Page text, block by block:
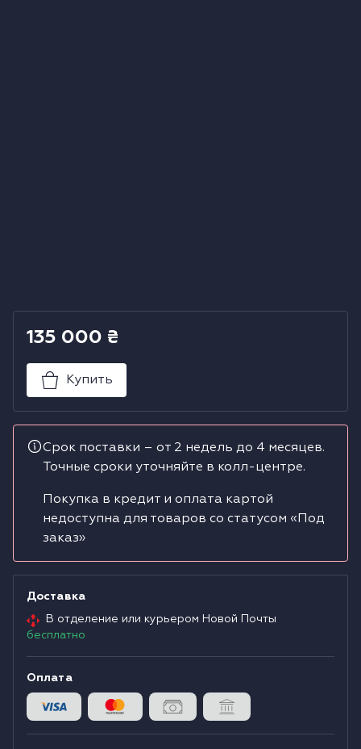
Аксессуары к крупной бытовой технике
Водонагреватели
135 000 ₴
Купить
Срок поставки – от 2 недель до 4 месяцев.
Точные сроки уточняйте в колл-центре.
Покупка в кредит и оплата картой
недоступна для товаров со статусом «Под
заказ»
Доставка
В отделение или курьером Новой Почты
бесплатно
Оплата